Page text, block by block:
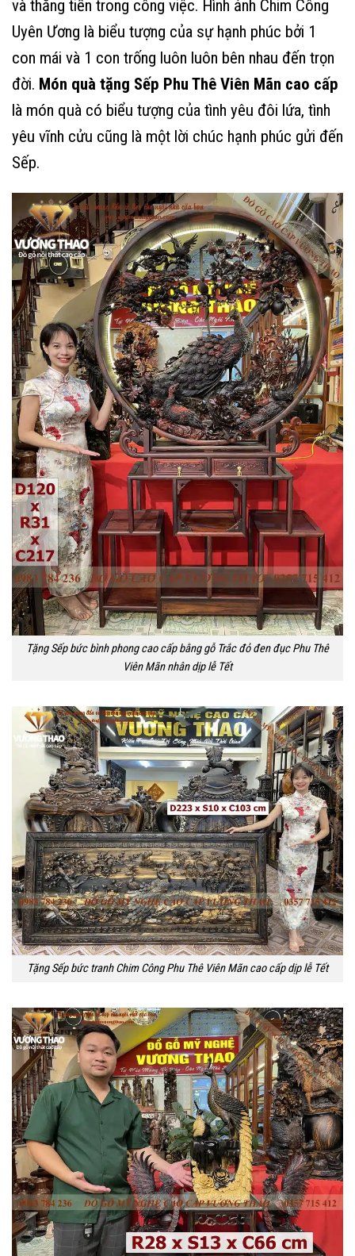
và thăng tiến trong công việc. Hình ảnh Chim Công
Uyên Ương là biểu tượng của sự hạnh phúc bởi 1
con mái và 1 con trống luôn luôn bên nhau đến trọn
đời. Món quà tặng Sếp Phu Thê Viên Mãn cao cấp
là món quà có biểu tượng của tình yêu đôi lứa, tình
yêu vĩnh cửu cũng là một lời chúc hạnh phúc gửi đến
Sếp.
Tặng Sếp bức bình phong cao cấp bằng gỗ Trắc đỏ đen đục Phu Thê
Viên Mãn nhân dịp lễ Tết
Tặng Sếp bức tranh Chim Công Phu Thê Viên Mãn cao cấp dịp lễ Tết